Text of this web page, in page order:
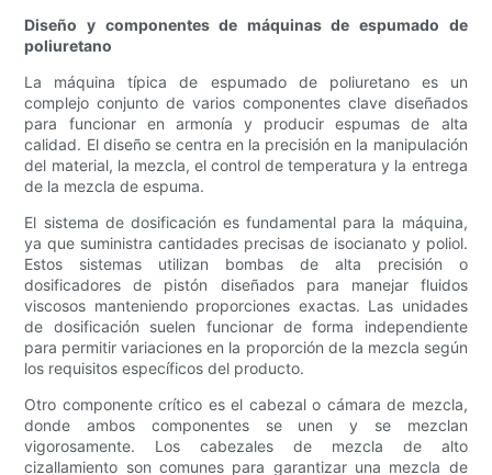
Diseño y componentes de máquinas de espumado de
poliuretano
La máquina típica de espumado de poliuretano es un
complejo conjunto de varios componentes clave diseñados
para funcionar en armonía y producir espumas de alta
calidad. El diseño se centra en la precisión en la manipulación
del material, la mezcla, el control de temperatura y la entrega
de la mezcla de espuma.
El sistema de dosificación es fundamental para la máquina,
ya que suministra cantidades precisas de isocianato y poliol.
Estos sistemas utilizan bombas de alta precisión o
dosificadores de pistón diseñados para manejar fluidos
viscosos manteniendo proporciones exactas. Las unidades
de dosificación suelen funcionar de forma independiente
para permitir variaciones en la proporción de la mezcla según
los requisitos específicos del producto.
Otro componente crítico es el cabezal o cámara de mezcla,
donde ambos componentes se unen y se mezclan
vigorosamente. Los cabezales de mezcla de alto
cizallamiento son comunes para garantizar una mezcla de